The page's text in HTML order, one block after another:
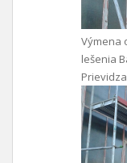
Výmena
lešenia
Prievidza